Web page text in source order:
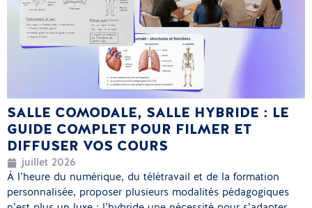
SALLE COMODALE, SALLE HYBRIDE : LE
GUIDE COMPLET POUR FILMER ET
DIFFUSER VOS COURS
juillet 2026
À l’heure du numérique, du télétravail et de la formation
personnalisée, proposer plusieurs modalités pédagogiques